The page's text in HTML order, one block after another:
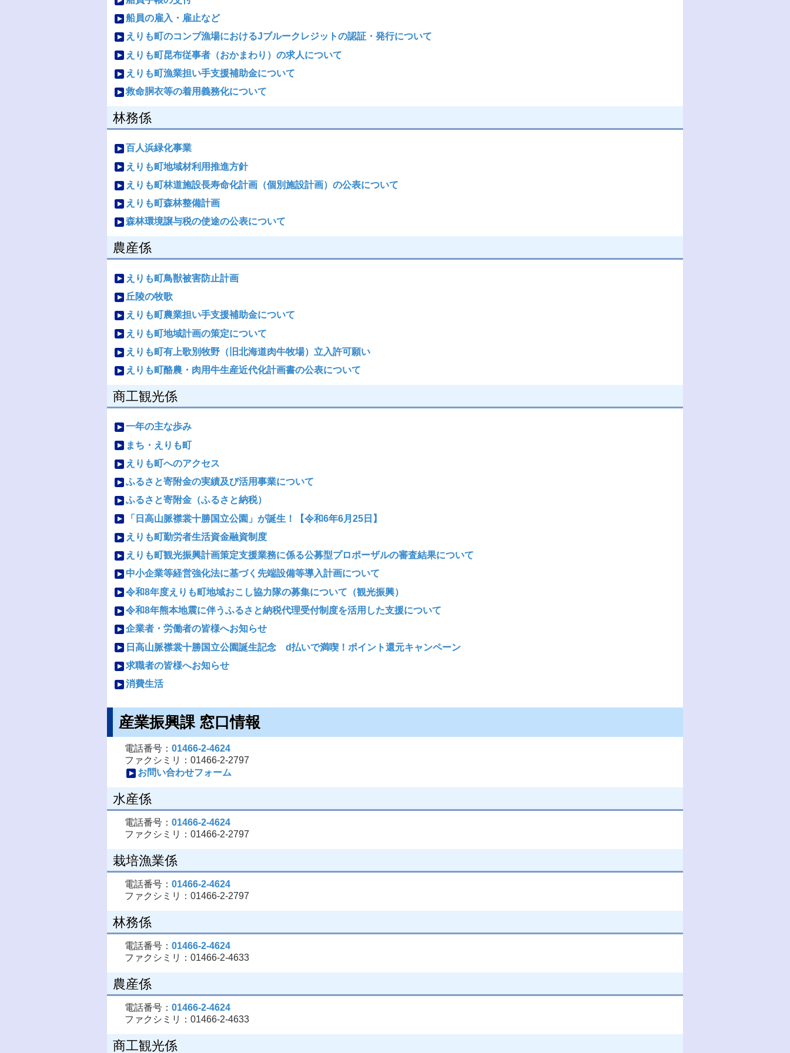
船員の雇入・雇止など
えりも町のコンブ漁場におけるJブルークレジットの認証・発行について
えりも町昆布従事者（おかまわり）の求人について
えりも町漁業担い手支援補助金について
救命胴衣等の着用義務化について
林務係
百人浜緑化事業
えりも町地域材利用推進方針
えりも町林道施設長寿命化計画（個別施設計画）の公表について
えりも町森林整備計画
森林環境譲与税の使途の公表について
農産係
えりも町鳥獣被害防止計画
丘陵の牧歌
えりも町農業担い手支援補助金について
えりも町地域計画の策定について
えりも町有上歌別牧野（旧北海道肉牛牧場）立入許可願い
えりも町酪農・肉用牛生産近代化計画書の公表について
商工観光係
一年の主な歩み
まち・えりも町
えりも町へのアクセス
ふるさと寄附金の実績及び活用事業について
ふるさと寄附金（ふるさと納税）
「日高山脈襟裳十勝国立公園」が誕生！【令和6年6月25日】
えりも町勤労者生活資金融資制度
えりも町観光振興計画策定支援業務に係る公募型プロポーザルの審査結果について
中小企業等経営強化法に基づく先端設備等導入計画について
令和8年度えりも町地域おこし協力隊の募集について（観光振興）
令和8年熊本地震に伴うふるさと納税代理受付制度を活用した支援について
企業者・労働者の皆様へお知らせ
日高山脈襟裳十勝国立公園誕生記念 d払いで満喫！ポイント還元キャンペーン
求職者の皆様へお知らせ
消費生活
産業振興課 窓口情報
電話番号： 01466-2-4624
ファクシミリ：01466-2-2797
お問い合わせフォーム
水産係
電話番号： 01466-2-4624
ファクシミリ：01466-2-2797
栽培漁業係
電話番号： 01466-2-4624
ファクシミリ：01466-2-2797
林務係
電話番号： 01466-2-4624
ファクシミリ：01466-2-4633
農産係
電話番号： 01466-2-4624
ファクシミリ：01466-2-4633
商工観光係